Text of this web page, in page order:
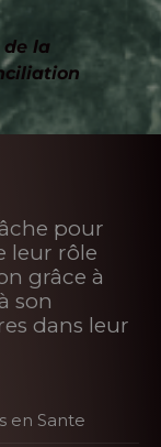
la
pour
leur rôle
grâce à
son
dans leur
en Sante